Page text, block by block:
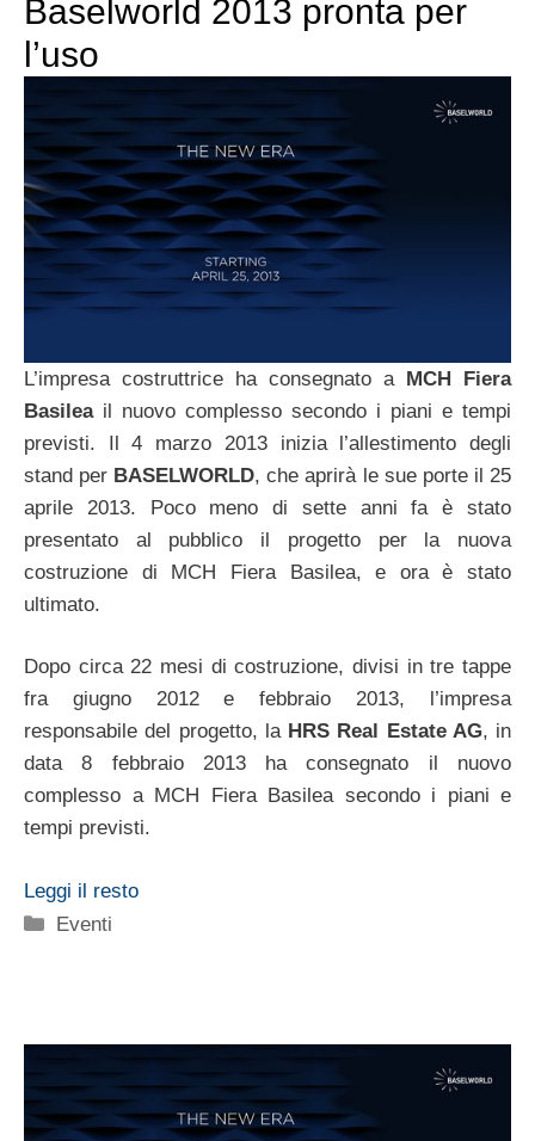
Baselworld 2013 pronta per
l’uso
L’impresa costruttrice ha consegnato a MCH Fiera
Basileail nuovo complesso secondo i piani e tempi
previsti. Il 4 marzo 2013 inizia l’allestimento degli
stand per BASELWORLD, che aprirà le sue porte il 25
aprile 2013. Poco meno di sette anni fa è stato
presentato al pubblico il progetto per la nuova
costruzione di MCH Fiera Basilea, e ora è stato
ultimato.
Dopo circa 22 mesi di costruzione, divisi in tre tappe
fra giugno 2012 e febbraio 2013, l’impresa
responsabile del progetto, la HRS Real Estate AG, in
data 8 febbraio 2013 ha consegnato il nuovo
complesso a MCH Fiera Basilea secondo i piani e
tempi previsti.
Leggi il resto
Categorie
Eventi